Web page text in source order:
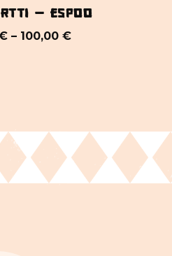
– Espoo
– 100,00€